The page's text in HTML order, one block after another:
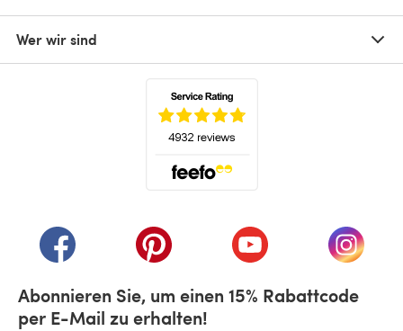
Wer wir sind
(öffnet sich in einem neuen Tab)
(öffnet sich in einem neuen Tab)
(öffnet sich in einem
(öffnet
Abonnieren Sie, um einen 15% Rabattcode
per E-Mail zu erhalten!